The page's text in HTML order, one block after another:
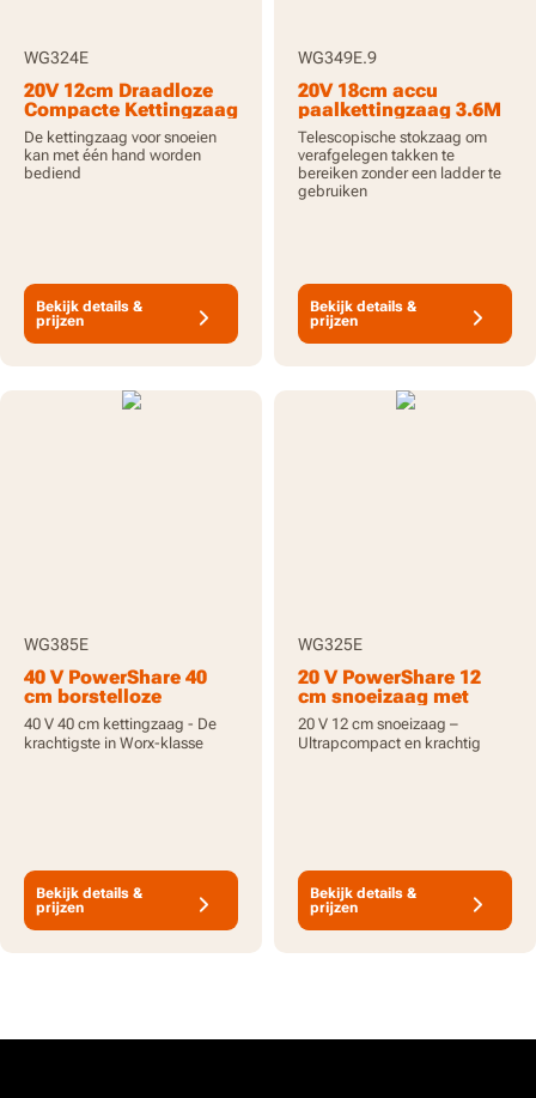
WG324E
20V 12cm Draadloze
Compacte Kettingzaag
met x1 2.0Ah Batterij
en Lader
De kettingzaag voor snoeien
kan met één hand worden
bediend
Bekijk details &
prijzen
WG349E.9
20V 18cm accu
paalkettingzaag 3.6M
reikwijdte - alleen
gereedschap
Telescopische stokzaag om
verafgelegen takken te
bereiken zonder een ladder te
gebruiken
Bekijk details &
prijzen
WG385E
40 V PowerShare 40
cm borstelloze
kettingzaag, 45 cc
equivalent vermogen,
batterijen inbegrepen
40 V 40 cm kettingzaag - De
krachtigste in Worx-klasse
Bekijk details &
prijzen
WG325E
20 V PowerShare 12
cm snoeizaag met
borstelloze motor, 10
m/s kettingsnelheid,
batterij inbegrepen
20 V 12 cm snoeizaag –
Ultrapcompact en krachtig
Bekijk details &
prijzen